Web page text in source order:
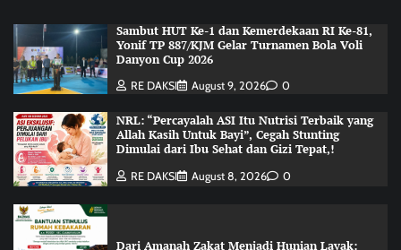
Sambut HUT Ke-1 dan Kemerdekaan RI Ke-81,
Yonif TP 887/KJM Gelar Turnamen Bola Voli
Danyon Cup 2026
RE DAKSI August 9, 2026 0
NRL: “Percayalah ASI Itu Nutrisi Terbaik yang
Allah Kasih Untuk Bayi”, Cegah Stunting
Dimulai dari Ibu Sehat dan Gizi Tepat,!
RE DAKSI August 8, 2026 0
Dari Amanah Zakat Menjadi Hunian Layak: